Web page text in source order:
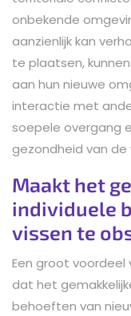
onbekende
aanzienlijk kan
te plaatsen,
aan hun nieuwe
interactie met
soepele overgang
gezondheid van de
Maakt het
individuele
vissen te
Een groot voordeel
dat het
behoeften van